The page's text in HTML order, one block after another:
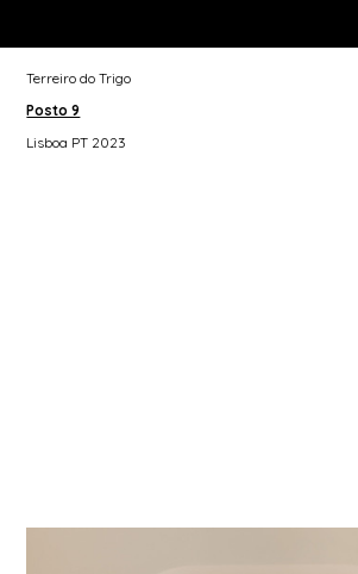
Terreiro do Trigo
Posto 9
Lisboa PT 2023